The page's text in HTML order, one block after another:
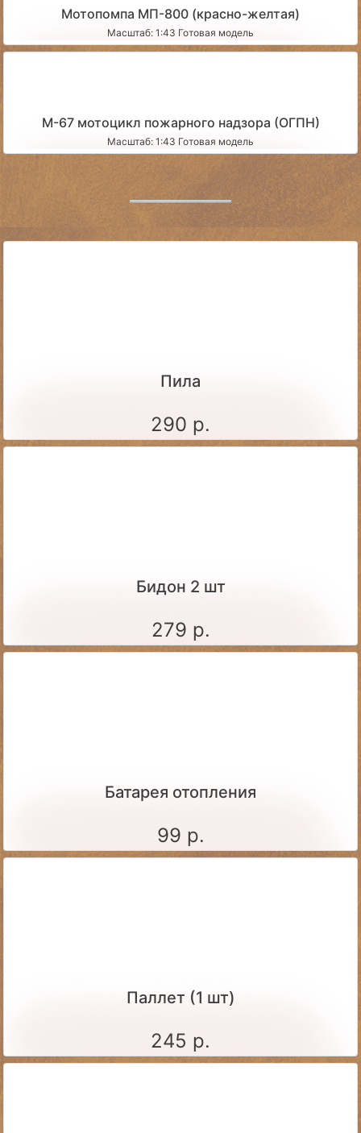
Мотопомпа МП-800 (красно-желтая)
Масштаб: 1:43 Готовая модель
М-67 мотоцикл пожарного надзора (ОГПН)
Масштаб: 1:43 Готовая модель
Пила
290 р.
Бидон 2 шт
279 р.
Батарея отопления
99 р.
Паллет (1 шт)
245 р.